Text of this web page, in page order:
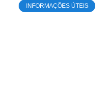
INFORMAÇÕES ÚTEIS